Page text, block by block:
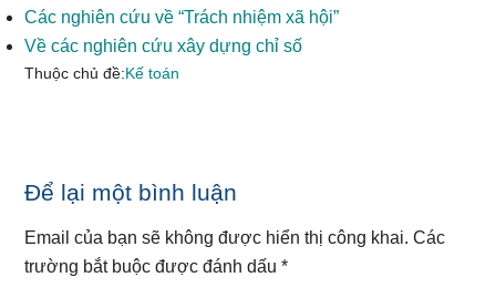
Các nghiên cứu về “Trách nhiệm xã hội”
Về các nghiên cứu xây dựng chỉ số
Thuộc chủ đề:Kế toán
Reader
Interactions
Để lại một bình luận
Email của bạn sẽ không được hiển thị công khai. Các
trường bắt buộc được đánh dấu*